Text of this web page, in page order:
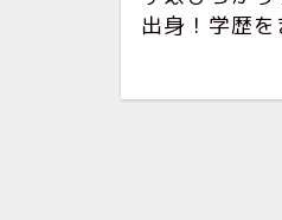
出身！学歴を